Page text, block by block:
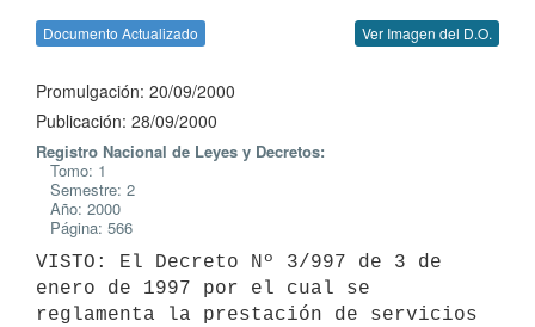
Documento Actualizado Ver Imagen del D.O.
Promulgación: 20/09/2000
Publicación: 28/09/2000
Registro Nacional de Leyes y Decretos:
Tomo: 1
Semestre: 2
Año: 2000
Página: 566
VISTO: El Decreto Nº 3/997 de 3 de
enero de 1997 por el cual se
reglamenta la prestación de servicios